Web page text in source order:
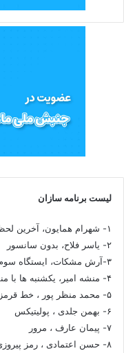
لیست برنامه سازان
۱- شهرام همایون، آخرین لحظه ، ساعت دوم ، شبانه
۲- یاسر فلاح، بدون سانسور
۳-آرش مشکات، ایستگاه سوم
۴- منشه امیر، یکشنبه ها با منشه
۵- محمد منظر پور ، خط قرمز ، هدلاین
۶- بهمن جلدی ، پولیتیکس
۷- پیمان عارف ، مرور
۸- حسن اعتمادی ، رمز پیروزی